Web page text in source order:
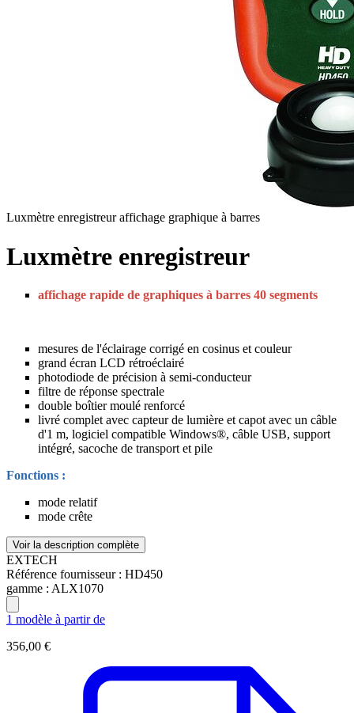
Luxmètre enregistreur affichage graphique à barres
Luxmètre enregistreur
affichage rapide de graphiques à barres 40 segments
mesures de l'éclairage corrigé en cosinus et couleur
grand écran LCD rétroéclairé
photodiode de précision à semi-conducteur
filtre de réponse spectrale
double boîtier moulé renforcé
livré complet avec capteur de lumière et capot avec un câble
d'1 m, logiciel compatible Windows®, câble USB, support
intégré, sacoche de transport et pile
Fonctions :
mode relatif
mode crête
Voir la description complète
EXTECH
Référence fournisseur : HD450
gamme : ALX1070
1 modèle à partir de
356,00 €